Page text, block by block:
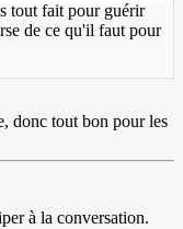
tout fait pour guérir
de ce qu'il faut pour
donc tout bon pour les
à la conversation.